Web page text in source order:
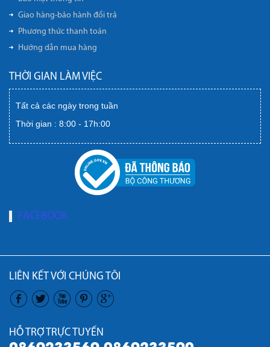
Giao hàng-bảo hành đổi trả
Phương thức thanh toán
Hướng dẫn mua hàng
THỜI GIAN LÀM VIỆC
Tất cả các ngày trong tuần
Thời gian : 8:00 - 17h:00
FACEBOOK
LIÊN KẾT VỚI CHÚNG TÔI
HỖ TRỢ TRỰC TUYẾN